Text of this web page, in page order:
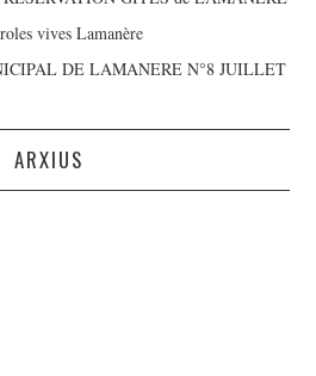
vives Lamanère
DE LAMANERE N°8 JUILLET
ARXIUS